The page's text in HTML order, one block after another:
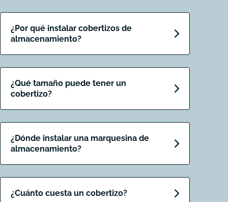
¿Por qué instalar cobertizos de
almacenamiento?
¿Qué tamaño puede tener un
cobertizo?
¿Dónde instalar una marquesina de
almacenamiento?
¿Cuánto cuesta un cobertizo?